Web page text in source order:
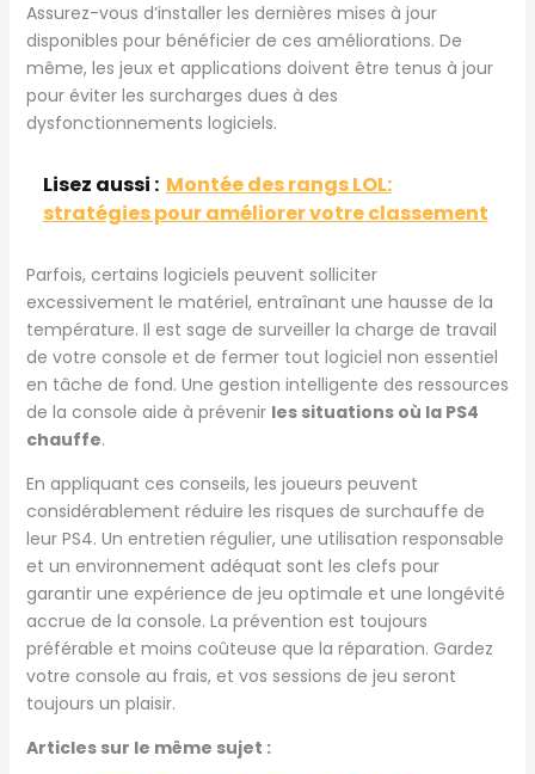
Assurez-vous d’installer les dernières mises à jour
disponibles pour bénéficier de ces améliorations. De
même, les jeux et applications doivent être tenus à jour
pour éviter les surcharges dues à des
dysfonctionnements logiciels.
Lisez aussi : Montée des rangs LOL:
stratégies pour améliorer votre classement
Parfois, certains logiciels peuvent solliciter
excessivement le matériel, entraînant une hausse de la
température. Il est sage de surveiller la charge de travail
de votre console et de fermer tout logiciel non essentiel
en tâche de fond. Une gestion intelligente des ressources
de la console aide à prévenir les situations où la PS4
chauffe.
En appliquant ces conseils, les joueurs peuvent
considérablement réduire les risques de surchauffe de
leur PS4. Un entretien régulier, une utilisation responsable
et un environnement adéquat sont les clefs pour
garantir une expérience de jeu optimale et une longévité
accrue de la console. La prévention est toujours
préférable et moins coûteuse que la réparation. Gardez
votre console au frais, et vos sessions de jeu seront
toujours un plaisir.
Articles sur le même sujet :